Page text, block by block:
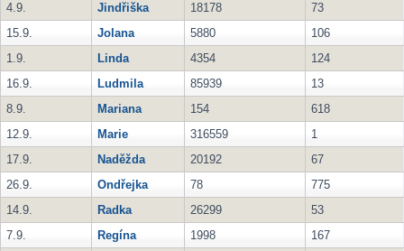
4.9.
Jindřiška 18178
73
15.9.
Jolana 5880
106
1.9.
Linda 4354
124
16.9.
Ludmila 85939
13
8.9.
Mariana 154
618
12.9.
Marie 316559
1
17.9.
Naděžda 20192
67
26.9.
Ondřejka 78
775
14.9.
Radka 26299
53
7.9.
Regína 1998
167